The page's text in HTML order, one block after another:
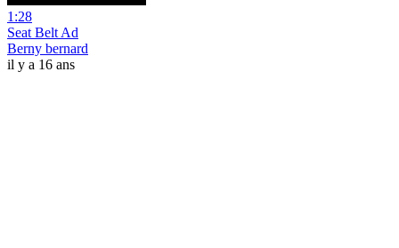
1:28
Seat Belt Ad
Berny bernard
il y a 16 ans